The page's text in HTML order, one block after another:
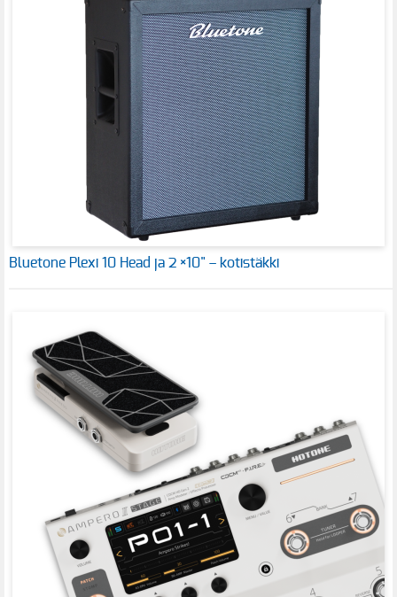
Bluetone Plexi 10 Head ja 2 ×10" – kotistäkki